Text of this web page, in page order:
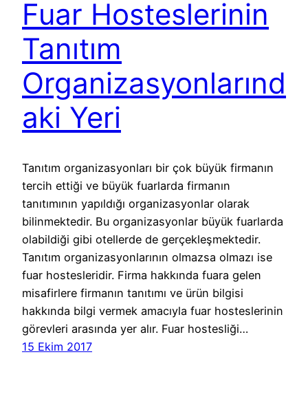
Fuar Hosteslerinin
Tanıtım
Organizasyonlarınd
aki Yeri
Tanıtım organizasyonları bir çok büyük firmanın
tercih ettiği ve büyük fuarlarda firmanın
tanıtımının yapıldığı organizasyonlar olarak
bilinmektedir. Bu organizasyonlar büyük fuarlarda
olabildiği gibi otellerde de gerçekleşmektedir.
Tanıtım organizasyonlarının olmazsa olmazı ise
fuar hostesleridir. Firma hakkında fuara gelen
misafirlere firmanın tanıtımı ve ürün bilgisi
hakkında bilgi vermek amacıyla fuar hosteslerinin
görevleri arasında yer alır. Fuar hostesliği…
15 Ekim 2017